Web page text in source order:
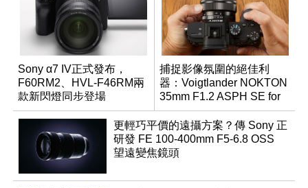
Sony α7 IV正式發布，
F60RM2、HVL-F46RM兩
款新閃燈同步登場
捕捉影像氛圍的絕佳利
器：Voigtlander NOKTON
35mm F1.2 ASPH SE for
E-mount
更輕巧平價的遠攝方案？傳 Sony 正
研發 FE 100-400mm F5-6.8 OSS
望遠變焦鏡頭